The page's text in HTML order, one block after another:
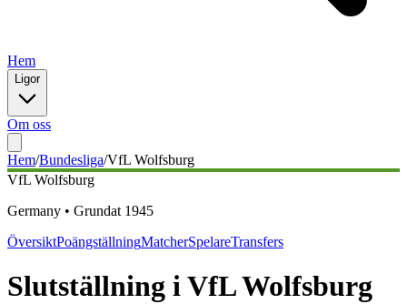
Hem
Ligor
Om oss
Hem/Bundesliga/VfL Wolfsburg
VfL Wolfsburg
Germany • Grundat 1945
ÖversiktPoängställningMatcherSpelareTransfers
Slutställning iVfL Wolfsburg